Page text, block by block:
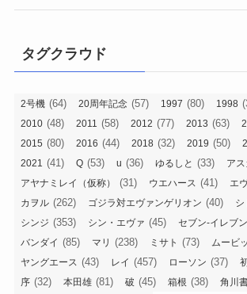
タグクラウド
2号機 (64) 20周年記念 (57) 1997 (80) 1998
2010 (48) 2011 (58) 2012 (77) 2013 (63)
2015 (80) 2016 (44) 2018 (32) 2019 (50)
2021 (41) Q (53) u (36) ゆるしと (33) アス
アヤナミレイ（仮称） (31) ウエハース (41) エ
カヲル (262) ゴジラ対エヴァンゲリオン (40) シ
シンジ (353) シン・エヴァ (45) セブン-イレブン
バンダイ (85) マリ (238) ミサト (73) ムービ
ヤングエース (43) レイ (457) ローソン (37)
序 (32) 本田雄 (81) 破 (45) 箱根 (38) 角川